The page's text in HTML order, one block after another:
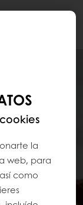
la
web, para
como